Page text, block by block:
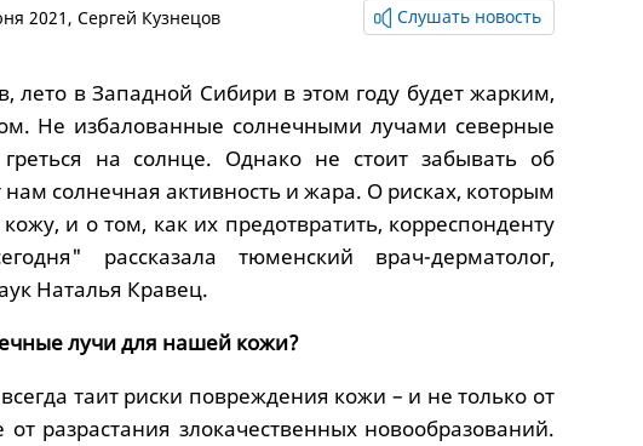
2021, Сергей Кузнецов Слушать новость
лето в Западной Сибири в этом году будет жарким,
Не избалованные солнечными лучами северные
на солнце. Однако не стоит забывать об
нам солнечная активность и жара. О рисках, которым
и о том, как их предотвратить, корреспонденту
рассказала тюменский врач-дерматолог,
Наталья Кравец.
лучи для нашей кожи?
таит риски повреждения кожи – и не только от
разрастания злокачественных новообразований.